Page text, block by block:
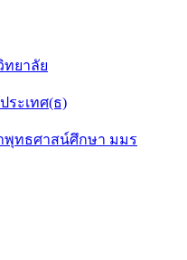
ยาลัย
ระเทศ(ธ)
พุทธศาสน์ศึกษา มมร